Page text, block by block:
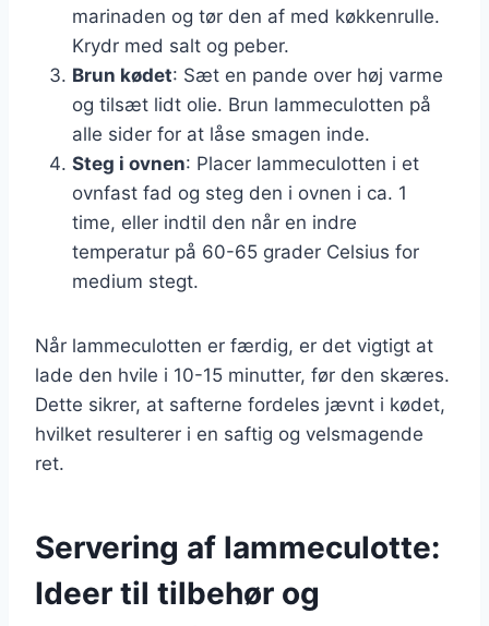
marinaden og tør den af med køkkenrulle.
Krydr med salt og peber.
Brun kødet: Sæt en pande over høj varme
og tilsæt lidt olie. Brun lammeculotten på
alle sider for at låse smagen inde.
Steg i ovnen: Placer lammeculotten i et
ovnfast fad og steg den i ovnen i ca. 1
time, eller indtil den når en indre
temperatur på 60-65 grader Celsius for
medium stegt.
Når lammeculotten er færdig, er det vigtigt at
lade den hvile i 10-15 minutter, før den skæres.
Dette sikrer, at safterne fordeles jævnt i kødet,
hvilket resulterer i en saftig og velsmagende
ret.
Servering af lammeculotte:
Ideer til tilbehør og